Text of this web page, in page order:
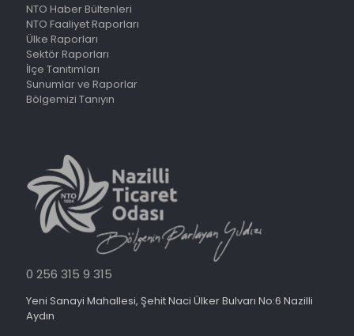
NTO Haber Bültenleri
NTO Faaliyet Raporları
Ülke Raporları
Sektör Raporları
İlçe Tanıtımları
Sunumlar ve Raporlar
Bölgemizi Tanıyın
0 256 315 9 315
Yeni Sanayi Mahallesi, Şehit Naci Ülker Bulvarı No:6 Nazilli
Aydın